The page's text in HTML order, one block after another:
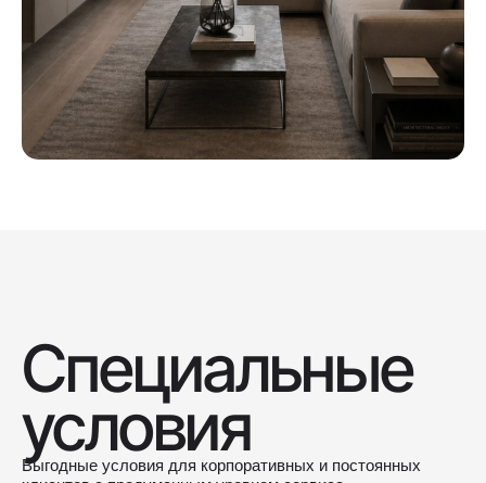
Специальные
условия
Выгодные условия для корпоративных и постоянных